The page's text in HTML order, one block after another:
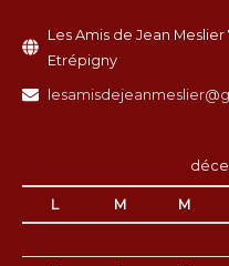
Les Amis de Jean
Etrépigny
L M M